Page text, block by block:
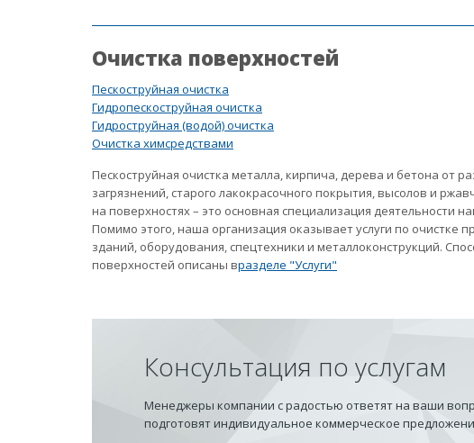
Очистка поверхностей
Пескоструйная очистка
Гидропескоструйная очистка
Гидроструйная (водой) очистка
Очистка химсредствами
Пескоструйная очистка металла, кирпича, дерева и бетона от
загрязнений, старого лакокрасочного покрытия, высолов и
на поверхностях – это основная специализация деятельности
Помимо этого, наша организация оказывает услуги по очистке
зданий, оборудования, спецтехники и металлоконструкций.
поверхностей описаны вразделе "Услуги"
Консультация по услугам
Менеджеры компании с радостью ответят на ваши
подготовят индивидуальное коммерческое